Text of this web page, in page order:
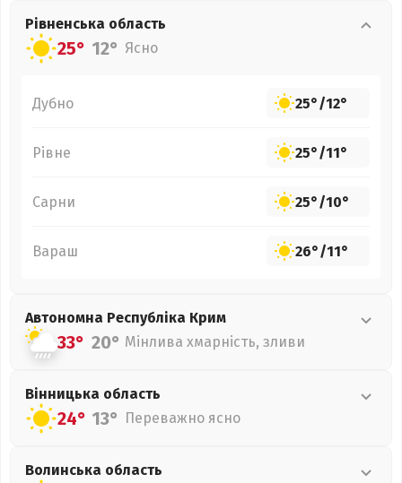
Рівненська область
25° 12° Ясно
Дубно 25°/12°
Рівне 25°/11°
Сарни 25°/10°
Вараш 26°/11°
Автономна Республіка Крим
33° 20° Мінлива хмарність, зливи
Вінницька область
24° 13° Переважно ясно
Волинська область